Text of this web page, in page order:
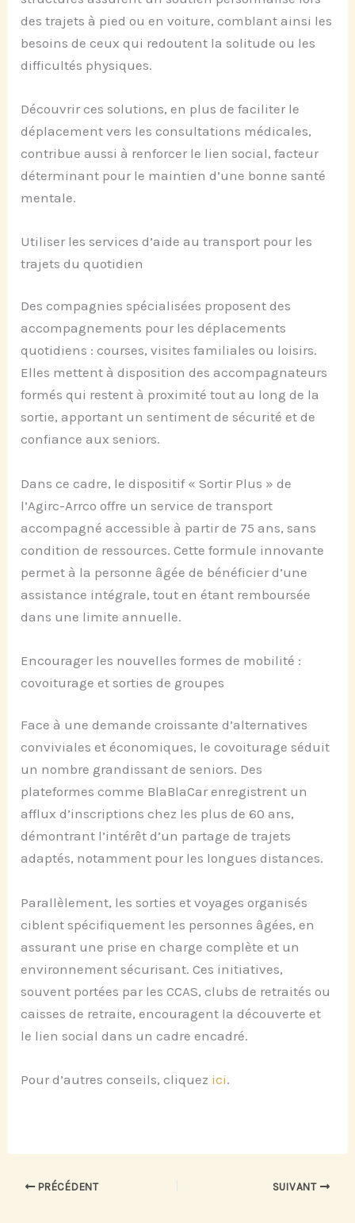
des trajets à pied ou en voiture, comblant ainsi les
besoins de ceux qui redoutent la solitude ou les
difficultés physiques.
Découvrir ces solutions, en plus de faciliter le
déplacement vers les consultations médicales,
contribue aussi à renforcer le lien social, facteur
déterminant pour le maintien d’une bonne santé
mentale.
Utiliser les services d’aide au transport pour les
trajets du quotidien
Des compagnies spécialisées proposent des
accompagnements pour les déplacements
quotidiens : courses, visites familiales ou loisirs.
Elles mettent à disposition des accompagnateurs
formés qui restent à proximité tout au long de la
sortie, apportant un sentiment de sécurité et de
confiance aux seniors.
Dans ce cadre, le dispositif « Sortir Plus » de
l’Agirc-Arrco offre un service de transport
accompagné accessible à partir de 75 ans, sans
condition de ressources. Cette formule innovante
permet à la personne âgée de bénéficier d’une
assistance intégrale, tout en étant remboursée
dans une limite annuelle.
Encourager les nouvelles formes de mobilité :
covoiturage et sorties de groupes
Face à une demande croissante d’alternatives
conviviales et économiques, le covoiturage séduit
un nombre grandissant de seniors. Des
plateformes comme BlaBlaCar enregistrent un
afflux d’inscriptions chez les plus de 60 ans,
démontrant l’intérêt d’un partage de trajets
adaptés, notamment pour les longues distances.
Parallèlement, les sorties et voyages organisés
ciblent spécifiquement les personnes âgées, en
assurant une prise en charge complète et un
environnement sécurisant. Ces initiatives,
souvent portées par les CCAS, clubs de retraités ou
caisses de retraite, encouragent la découverte et
le lien social dans un cadre encadré.
Pour d’autres conseils, cliquez ici.
PRÉCÉDENT SUIVANT